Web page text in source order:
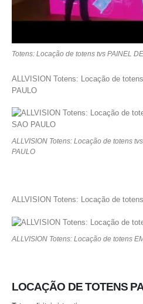
Totens: Locação de totens tvs PAINEL
ALLVISION Totens: Locação de
PAULO
ALLVISION Totens: Locação de totens
PAULO
ALLVISION Totens: Locação de
ALLVISION Totens: Locação de totens
LOCAÇÃO DE TOTENS